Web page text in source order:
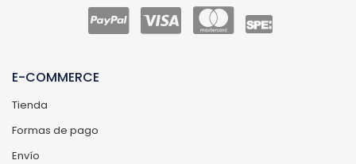
E-COMMERCE
Tienda
Formas de pago
Envío